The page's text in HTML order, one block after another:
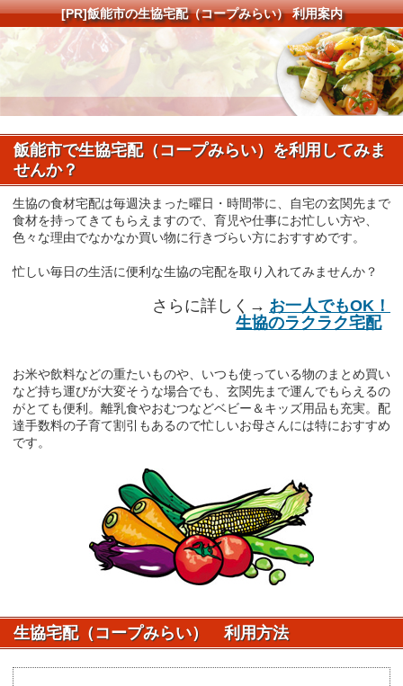
[PR]飯能市の生協宅配（コープみらい） 利用案内
飯能市で生協宅配（コープみらい）を利用してみま
せんか？
生協の食材宅配は毎週決まった曜日・時間帯に、自宅の玄関先まで
食材を持ってきてもらえますので、育児や仕事にお忙しい方や、
色々な理由でなかなか買い物に行きづらい方におすすめです。
忙しい毎日の生活に便利な生協の宅配を取り入れてみませんか？
さらに詳しく→ お一人でもOK！
生協のラクラク宅配
お米や飲料などの重たいものや、いつも使っている物のまとめ買い
など持ち運びが大変そうな場合でも、玄関先まで運んでもらえるの
がとても便利。離乳食やおむつなどベビー＆キッズ用品も充実。配
達手数料の子育て割引もあるので忙しいお母さんには特におすすめ
です。
生協宅配（コープみらい） 利用方法